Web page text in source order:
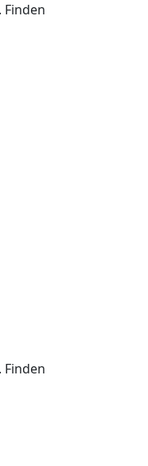
Finden
Finden